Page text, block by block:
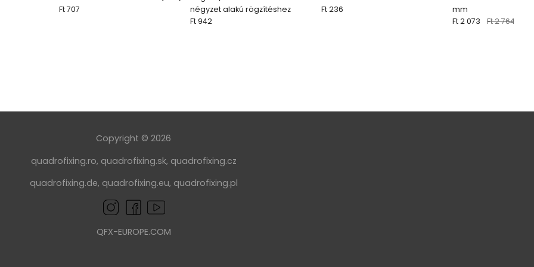
Ft 707
négyzet alakú rögzítéshez
Ft 942
Ft 236
mm
Ft 2 073 Ft 2 764
Copyright © 2026
quadrofixing.ro, quadrofixing.sk, quadrofixing.cz
quadrofixing.de, quadrofixing.eu, quadrofixing.pl
QFX-EUROPE.COM